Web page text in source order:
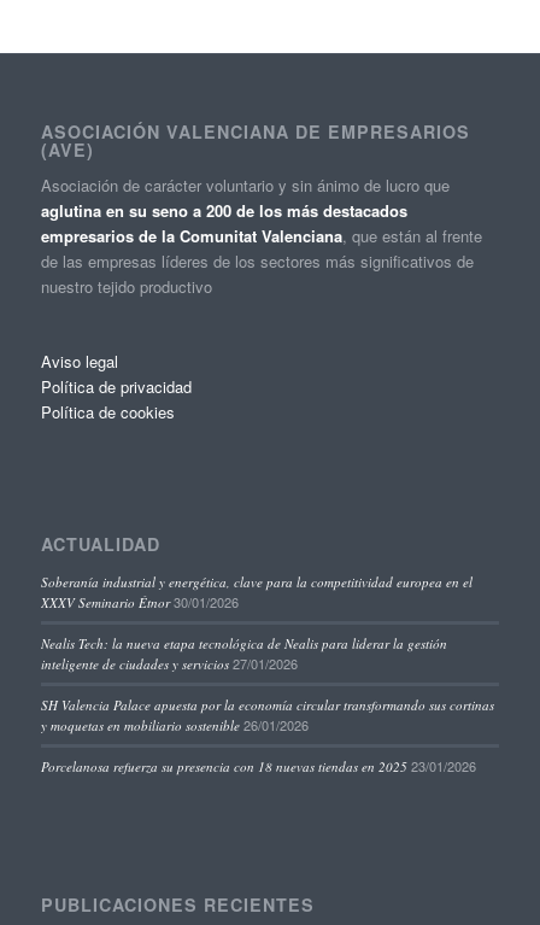
ASOCIACIÓN VALENCIANA DE EMPRESARIOS
(AVE)
Asociación de carácter voluntario y sin ánimo de lucro que
aglutina en su seno a 200 de los más destacados
empresarios de la Comunitat Valenciana, que están al frente
de las empresas líderes de los sectores más significativos de
nuestro tejido productivo
Aviso legal
Política de privacidad
Política de cookies
ACTUALIDAD
Soberanía industrial y energética, clave para la competitividad europea en el
XXXV Seminario Étnor 30/01/2026
Nealis Tech: la nueva etapa tecnológica de Nealis para liderar la gestión
inteligente de ciudades y servicios 27/01/2026
SH Valencia Palace apuesta por la economía circular transformando sus cortinas
y moquetas en mobiliario sostenible 26/01/2026
Porcelanosa refuerza su presencia con 18 nuevas tiendas en 2025 23/01/2026
PUBLICACIONES RECIENTES